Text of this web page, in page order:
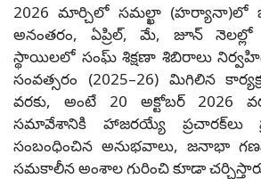
2026 మార్చిలో సమల్ఖా (హర్యానా)లో
అనంతరం, ఏప్రిల్, మే, జూన్ నెలల్లో
స్థాయిలలో సంఘ్ శిక్షణా శిబిరాలు
సంవత్సరం (2025–26) మిగిలిన
వరకు, అంటే 20 అక్టోబర్ 2026
సమావేశానికి హాజరయ్యే ప్రచారక్‌లు
సంబంధించిన అనుభవాలు, జనాభా
సమకాలీన అంశాల గురించి కూడా